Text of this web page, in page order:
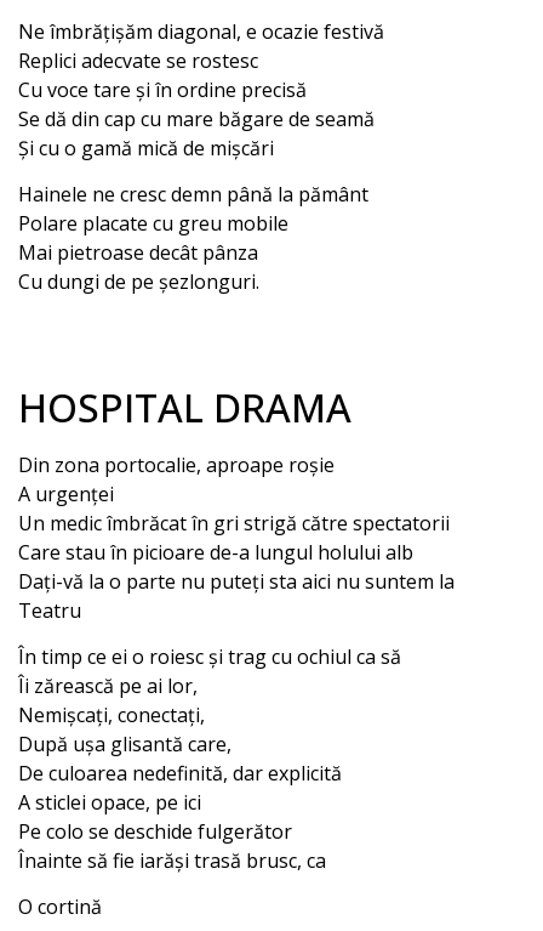
Ne îmbrățișăm diagonal, e ocazie festivă
Replici adecvate se rostesc
Cu voce tare și în ordine precisă
Se dă din cap cu mare băgare de seamă
Și cu o gamă mică de mișcări
Hainele ne cresc demn până la pământ
Polare placate cu greu mobile
Mai pietroase decât pânza
Cu dungi de pe șezlonguri.
HOSPITAL DRAMA
Din zona portocalie, aproape roșie
A urgenței
Un medic îmbrăcat în gri strigă către spectatorii
Care stau în picioare de-a lungul holului alb
Dați-vă la o parte nu puteți sta aici nu suntem la
Teatru
În timp ce ei o roiesc și trag cu ochiul ca să
Îi zărească pe ai lor,
Nemișcați, conectați,
După ușa glisantă care,
De culoarea nedefinită, dar explicită
A sticlei opace, pe ici
Pe colo se deschide fulgerător
Înainte să fie iarăși trasă brusc, ca
O cortină